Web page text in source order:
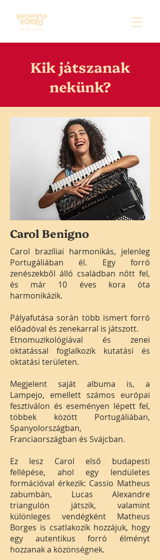
Kik játszanak
nekünk?
Carol Benigno
Carol brazíliai harmonikás, jelenleg
Portugáliában él. Egy forró
zenészekből álló családban nőtt fel,
és már 10 éves kora óta
harmonikázik.
Pályafutása során több ismert forró
előadóval és zenekarral is játszott.
Etnomuzikológiával és zenei
oktatással foglalkozik kutatási és
oktatási területen.
Megjelent saját albuma is, a
Lampejo, emellett számos európai
fesztiválon és eseményen lépett fel,
többek között Portugáliában,
Spanyolországban,
Franciaországban és Svájcban.
Ez lesz Carol első budapesti
fellépése, ahol egy lendületes
formációval érkezik: Cassio Matheus
zabumbán, Lucas Alexandre
triangulón játszik, valamint
különleges vendégként Matheus
Borges is csatlakozik hozzájuk, hogy
egy autentikus forró élményt
hozzanak a közönségnek.